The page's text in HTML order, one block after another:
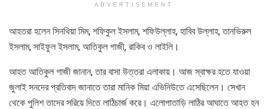
ADVERTISEMENT
আহতরা হলেন সিনথিয়া মিম, শফিকুল ইসলাম, শফিউল্লাহ, হাবিব উল্লাহ, তানভিরুল
ইসলাম, সাইফুল ইসলাম, আতিকুল গাজী, রাকিব ও লাইলি।
আহত আতিকুল গাজী জানান, তার বাসা উত্তরা এলাকায়। আজ স্বাক্ষর হতে যাওয়া
জুলাই সনদের প্রতিবাদ জানাতে তারা মানিক মিয়া এভিনিউতে এসেছিলেন। সেখান
থেকে পুলিশ তাদের সরিয়ে দিতে লাঠিচার্জ করে। এলোপাতাড়ি লাঠির আঘাতে আহত হন